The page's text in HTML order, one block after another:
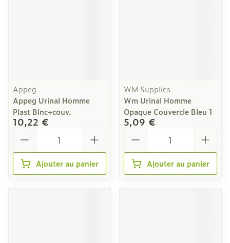
Appeg
Appeg Urinal Homme
Plast Blnc+couv.
10,22 €
Ajouter au panier
WM Supplies
Wm Urinal Homme
Opaque Couvercle Bleu 1
5,09 €
Ajouter au panier